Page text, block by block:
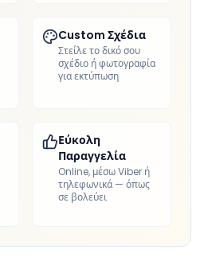
Custom Σχέδια
Στείλε το δικό σου
σχέδιο ή φωτογραφία
για εκτύπωση
Εύκολη
Παραγγελία
Online, μέσω Viber ή
τηλεφωνικά — όπως
σε βολεύει